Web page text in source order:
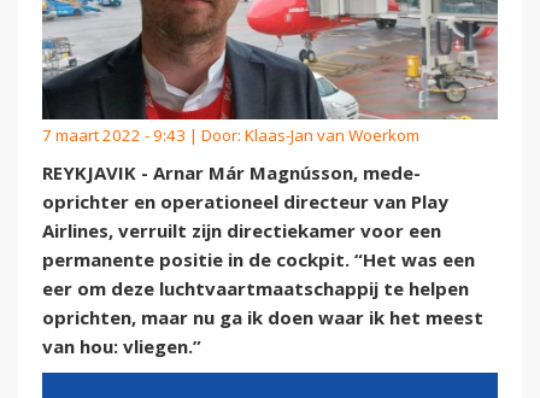
7 maart 2022 - 9:43 | Door: Klaas-Jan van Woerkom
REYKJAVIK - Arnar Már Magnússon, mede-
oprichter en operationeel directeur van Play
Airlines, verruilt zijn directiekamer voor een
permanente positie in de cockpit. “Het was een
eer om deze luchtvaartmaatschappij te helpen
oprichten, maar nu ga ik doen waar ik het meest
van hou: vliegen.”